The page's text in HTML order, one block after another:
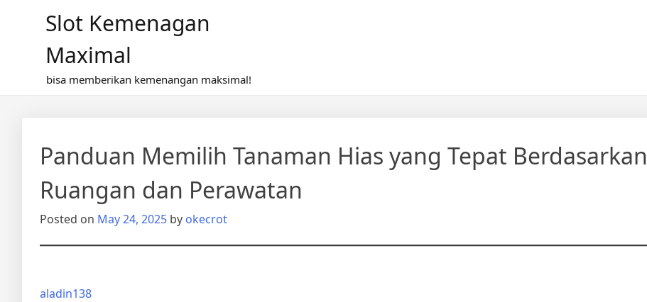
Slot Kemenagan
Maximal
bisa memberikan kemenangan maksimal!
Panduan Memilih Tanaman Hias yang Tepat Berdasarkan
Ruangan dan Perawatan
Posted on May 24, 2025 by okecrot
aladin138